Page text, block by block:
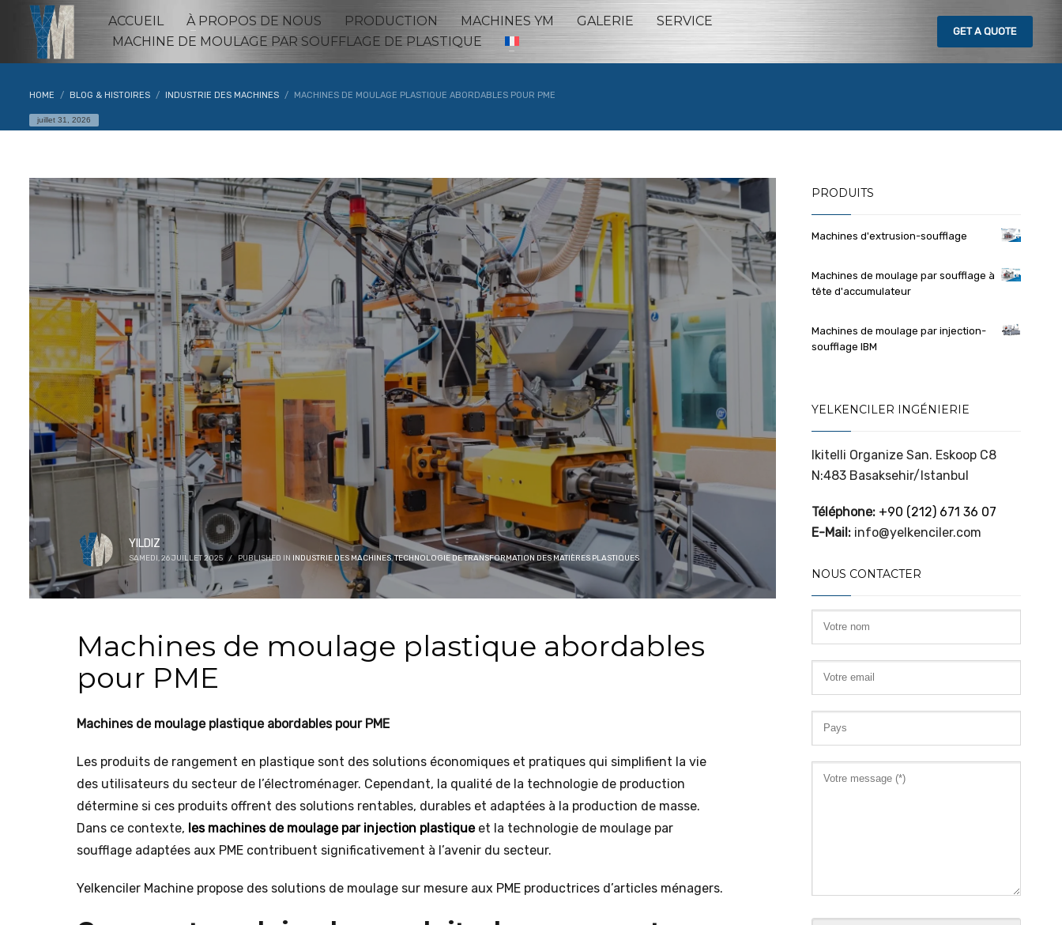
ACCUEIL À PROPOS DE NOUS PRODUCTION MACHINES YM GALERIE
SERVICE
MACHINE DE MOULAGE PAR SOUFFLAGE DE PLASTIQUE
GETA QUOTE
HOME BLOG & HISTOIRES INDUSTRIE DES MACHINES MACHINES DE MOULAGE PLASTIQUE ABORDABLES POUR PME
juillet 31, 2026
YILDIZ
SAMEDI, 26 JUILLET 2025 / PUBLISHED IN INDUSTRIE DES MACHINES,TECHNOLOGIE DE TRANSFORMATION DES MATIÈRES PLASTIQUES
Machines de moulage plastique abordables
pour PME
Machines de moulage plastique abordables pour PME
Les produits de rangement en plastique sont des solutions économiques et pratiques qui simplifient la vie
des utilisateurs du secteur de l’électroménager. Cependant, la qualité de la technologie de production
détermine si ces produits offrent des solutions rentables, durables et adaptées à la production de masse.
Dans ce contexte, les machines de moulage par injection plastique et la technologie de moulage par
soufflage adaptées aux PME contribuent significativement à l’avenir du secteur.
Yelkenciler Machine propose des solutions de moulage sur mesure aux PME productrices d’articles ménagers.
PRODUITS
Machines d'extrusion-soufflage
Machines de moulage par soufflage à
tête d'accumulateur
Machines de moulage par injection-
soufflage IBM
YELKENCILER INGÉNIERIE
Ikitelli Organize San. Eskoop C8
N:483 Basaksehir/Istanbul
Téléphone: +90 (212) 671 36 07
E-Mail: info@yelkenciler.com
NOUS CONTACTER